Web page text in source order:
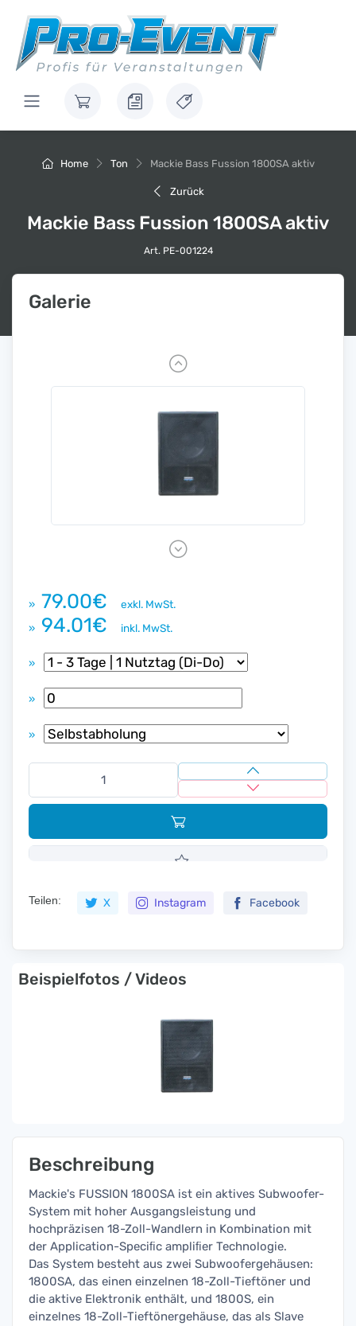
Home Ton Mackie Bass Fussion 1800SA aktiv
Zurück
Mackie Bass Fussion 1800SA aktiv
Art. PE-001224
Galerie
P
r
e
u
N
» 79.00€
exkl. MwSt.
» 94.01€ inkl. MwSt.
»
»
»
Teilen: X Instagram Facebook
Beispielfotos / Videos
Beschreibung
Mackie's FUSSION 1800SA ist ein aktives Subwoofer-
System mit hoher Ausgangsleistung und
hochpräzisen 18-Zoll-Wandlern in Kombination mit
der Application-Speciﬁc ampliﬁer Technologie.
Das System besteht aus zwei Subwoofergehäusen:
1800SA, das einen einzelnen 18-Zoll-Tieftöner und
die aktive Elektronik enthält, und 1800S, ein
einzelnes 18-Zoll-Tieftönergehäuse, das als Slave